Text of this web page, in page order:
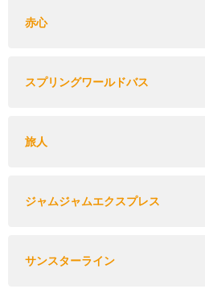
赤心
スプリングワールドバス
旅人
ジャムジャムエクスプレス
サンスターライン